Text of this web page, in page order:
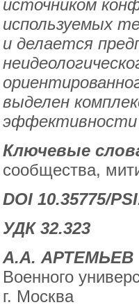
источником
используемых
и делается
выделен
Ключевые
сообщества,
DOI 10.35775/
УДК 32.323
А.А. АРТЕМЬЕВ
Военного
г. Москва